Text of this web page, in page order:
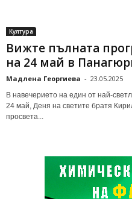
Култура
Вижте пълната
на 24 май в
Мадлена Георгиева - 23.05.2025
В навечерието на един от най-
24 май, Деня на светите братя
просвета...